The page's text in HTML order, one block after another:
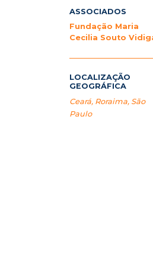
ASSOCIADOS
Fundação Maria
Cecilia Souto
LOCALIZAÇÃO
GEOGRÁFICA
Ceará, Roraima, São
Paulo